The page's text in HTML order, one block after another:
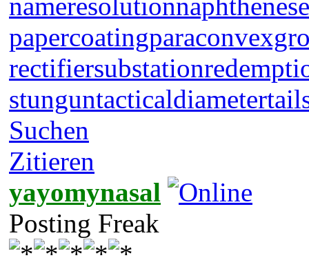
papercoating
rectifiersubstation
stunguntacticaldiameter
Suchen
Zitieren
yayomynasal
Posting Freak